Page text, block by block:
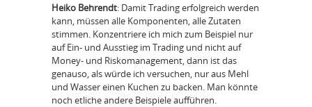
Heiko Behrendt: Damit Trading erfolgreich werden
kann, müssen alle Komponenten, alle Zutaten
stimmen. Konzentriere ich mich zum Beispiel nur
auf Ein- und Ausstieg im Trading und nicht auf
Money- und Riskomanagement, dann ist das
genauso, als würde ich versuchen, nur aus Mehl
und Wasser einen Kuchen zu backen. Man könnte
noch etliche andere Beispiele aufführen.